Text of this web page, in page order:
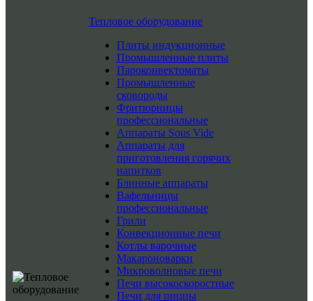
Тепловое оборудование
Плиты индукционные
Промышленные плиты
Пароконвектоматы
Промышленные
сковороды
Фритюрницы
профессиональные
Аппараты Sous Vide
Аппараты для
приготовления горячих
напитков
Блинные аппараты
Вафельницы
профессиональные
Грили
Конвекционные печи
Котлы варочные
Макароноварки
Микроволновые печи
Печи высокоскоростные
Печи для пиццы